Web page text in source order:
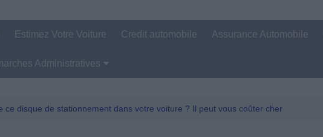
Estimez Votre Voiture Credit automobile Assurance Automobile
Administratives
De Conduire
ce disque de stationnement dans votre voiture ? Il peut vous coûter cher